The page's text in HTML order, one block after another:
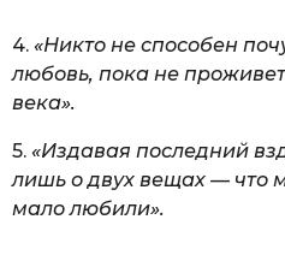
4. «Никто не способен
любовь, пока не
века».
5. «Издавая последний
лишь о двух вещах — что
мало любили».